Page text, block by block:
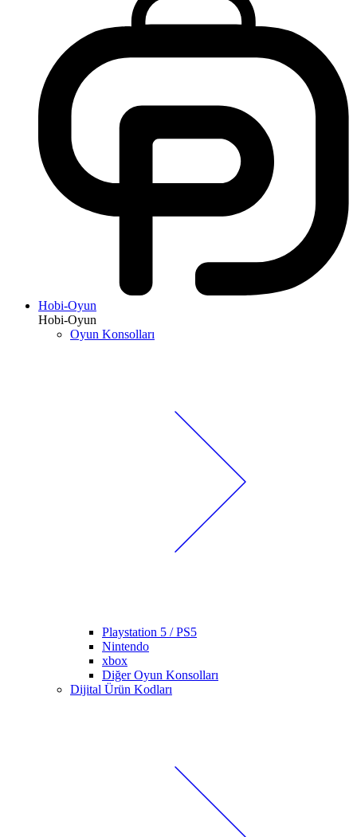
Hobi-Oyun
Hobi-Oyun
Oyun Konsolları
Playstation 5 / PS5
Nintendo
xbox
Diğer Oyun Konsolları
Dijital Ürün Kodları